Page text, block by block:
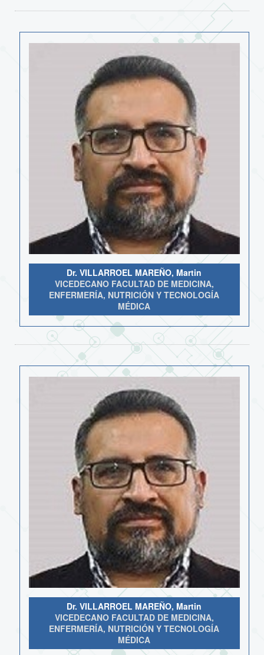
Dr. VILLARROEL MAREÑO, Martin
VICEDECANO FACULTAD DE MEDICINA,
ENFERMERÍA, NUTRICIÓN Y TECNOLOGÍA
MÉDICA
Dr. VILLARROEL MAREÑO, Martin
VICEDECANO FACULTAD DE MEDICINA,
ENFERMERÍA, NUTRICIÓN Y TECNOLOGÍA
MÉDICA